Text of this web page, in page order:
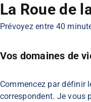
La Roue de
Prévoyez entre 40
Vos domaines de
Commencez par définir
correspondent. Je vous